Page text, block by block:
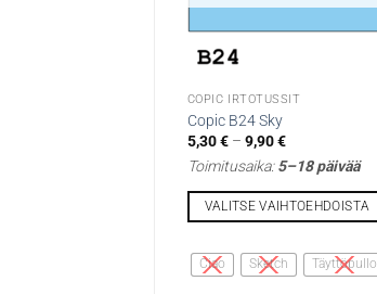
COPIC IRTOTUSSIT
Copic B24 Sky
5,30€ – 9,90€Hintaluokka:
-
Toimitusaika:5–18 päivää
VALITSE VAIHTOEHDOISTA
tuotteella
Ciao Sketch Täyttöpullo